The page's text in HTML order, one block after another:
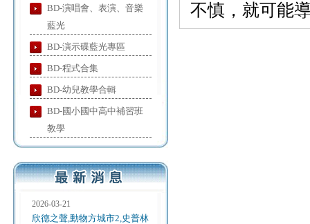
BD-演唱會、表演、音樂
藍光
BD-演示碟藍光專區
BD-程式合集
BD-幼兒教學合輯
BD-國小國中高中補習班
教學
2026-03-21
欣德之聲,動物方城市2,史普林
不慎，就可能